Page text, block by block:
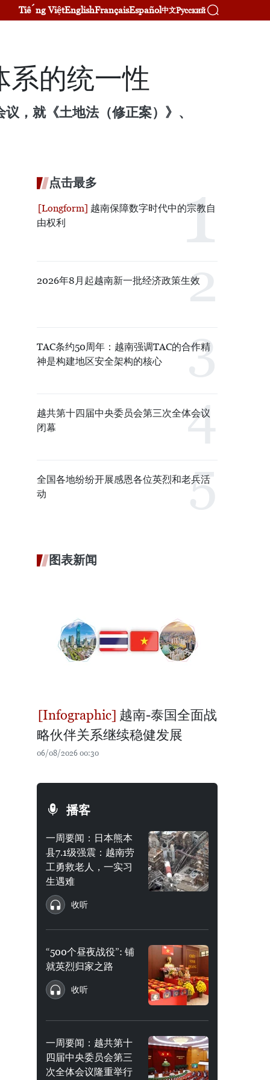
Tiếng ViệtEnglishFrançaisEspañol中文Русский
系的统一性
，就《土地法（修正案）》、
点击最多
越南保障数字时代中的宗教自
由权利
2026年8月起越南新一批经济政策生效
TAC条约50周年：越南强调TAC的合作精
神是构建地区安全架构的核心
越共第十四届中央委员会第三次全体会议
闭幕
全国各地纷纷开展感恩各位英烈和老兵活
动
图表新闻
越南-泰国全面战
略伙伴关系继续稳健发展
06/08/2026 00:30
播客
一周要闻：日本熊本
县7.1级强震：越南劳
工勇救老人，一实习
生遇难
收听
“500个昼夜战役”: 铺
就英烈归家之路
收听
一周要闻：越共第十
四届中央委员会第三
次全体会议隆重举行